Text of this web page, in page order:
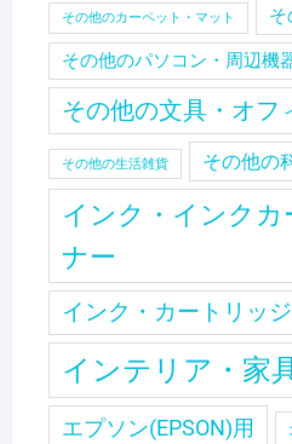
その他のカーペット・マット そ
その他のパソコン・周辺機
その他の文具・オフ
その他の生活雑貨 その他の
インク・インクカ
ナー
インク・カートリッジ
インテリア・家
エプソン(EPSON)用